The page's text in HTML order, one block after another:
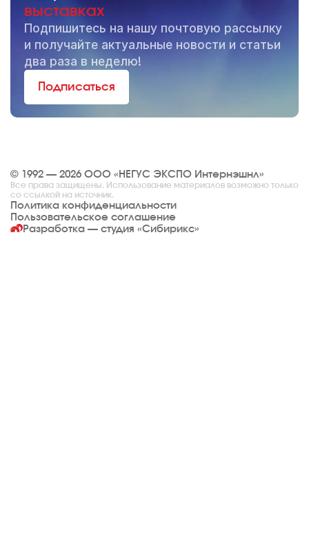
выставках
Подпишитесь на нашу почтовую рассылку
и получайте актуальные новости и статьи
два раза в неделю!
Подписаться
© 1992 — 2026 ООО «НЕГУС ЭКСПО Интернэшнл»
Все права защищены. Использование материалов возможно только
со ссылкой на источник.
Политика конфиденциальности
Пользовательское соглашение
Разработка — студия «Сибирикс»